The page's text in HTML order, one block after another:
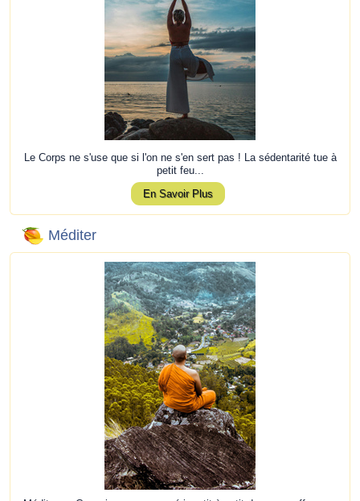
Le Corps ne s'use que si l'on ne s'en sert pas ! La sédentarité tue à
petit feu...
En Savoir Plus
Méditer